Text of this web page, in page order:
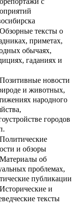
Обзорные тексты о
приметах,
обычаях,
гаданиях и
Позитивные новости
и животных,
народного
городов
Политические
и обзоры
Материалы об
проблемах,
публикации
Исторические и
тексты